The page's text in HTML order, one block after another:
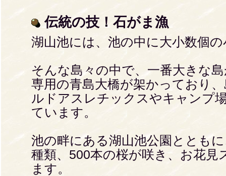
伝統の技！石がま漁
湖山池には、池の中に大小数個
そんな島々の中で、一番大きな
専用の青島大橋が架かっており
ルドアスレチックスやキャンプ
ています。
池の畔にある湖山池公園ととも
種類、500本の桜が咲き、お花
ます。